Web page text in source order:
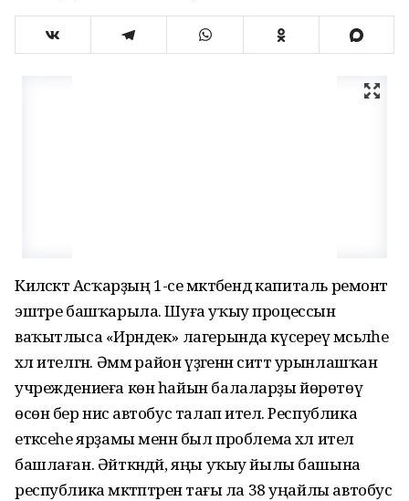
Киләсәктә Асҡарҙың 1-се мәктәбендә капиталь ремонт
эштәре башҡарыла. Шуға уҡыу процессын
ваҡытлыса «Ирәндек» лагерында күсереү мәсьәләһе
хәл ителгән. Әммә район үҙәгенән ситтә урынлашҡан
учреждениеға көн һайын балаларҙы йөрөтөү
өсөн бер нисә автобус талап ителә. Республика
етәксеһе ярҙамы менән был проблема хәл ителә
башлаған. Әйткәндәй, яңы уҡыу йылы башына
республика мәктәптәренә тағы ла 38 уңайлы автобус